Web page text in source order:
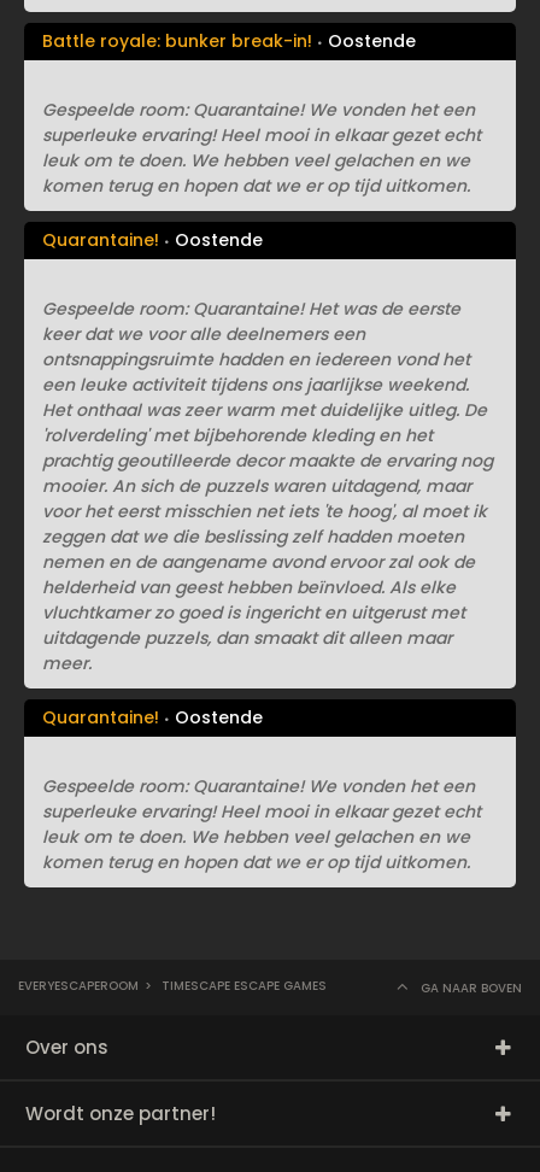
Battle royale: bunker break-in! Oostende
Gespeelde room: Quarantaine! We vonden het een
superleuke ervaring! Heel mooi in elkaar gezet echt
leuk om te doen. We hebben veel gelachen en we
komen terug en hopen dat we er op tijd uitkomen.
Quarantaine! Oostende
Gespeelde room: Quarantaine! Het was de eerste
keer dat we voor alle deelnemers een
ontsnappingsruimte hadden en iedereen vond het
een leuke activiteit tijdens ons jaarlijkse weekend.
Het onthaal was zeer warm met duidelijke uitleg. De
'rolverdeling' met bijbehorende kleding en het
prachtig geoutilleerde decor maakte de ervaring nog
mooier. An sich de puzzels waren uitdagend, maar
voor het eerst misschien net iets 'te hoog', al moet ik
zeggen dat we die beslissing zelf hadden moeten
nemen en de aangename avond ervoor zal ook de
helderheid van geest hebben beïnvloed. Als elke
vluchtkamer zo goed is ingericht en uitgerust met
uitdagende puzzels, dan smaakt dit alleen maar
meer.
Quarantaine! Oostende
Gespeelde room: Quarantaine! We vonden het een
superleuke ervaring! Heel mooi in elkaar gezet echt
leuk om te doen. We hebben veel gelachen en we
komen terug en hopen dat we er op tijd uitkomen.
EVERYESCAPEROOM > TIMESCAPE ESCAPE GAMES GA NAAR BOVEN
Over ons
Wordt onze partner!